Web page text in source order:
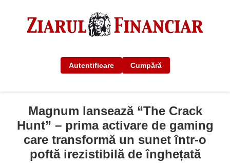
Autentificare Cumpără
Magnum lansează “The Crack
Hunt” – prima activare de gaming
care transformă un sunet într-o
poftă irezistibilă de înghețată